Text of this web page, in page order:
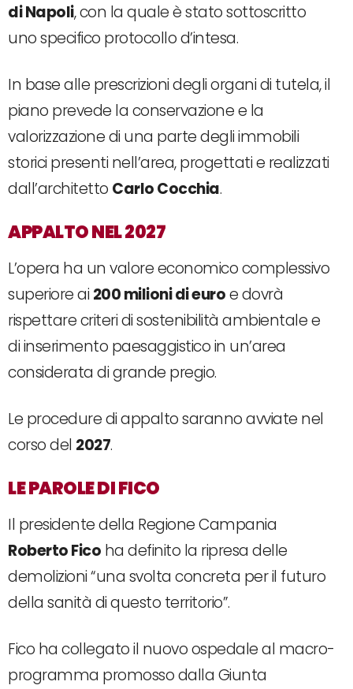
di Napoli, con la quale è stato sottoscritto
uno specifico protocollo d’intesa.
In base alle prescrizioni degli organi di tutela, il
piano prevede la conservazione e la
valorizzazione di una parte degli immobili
storici presenti nell’area, progettati e realizzati
dall’architetto Carlo Cocchia.
APPALTO NEL 2027
L’opera ha un valore economico complessivo
superiore ai 200 milioni di euroe dovrà
rispettare criteri di sostenibilità ambientale e
di inserimento paesaggistico in un’area
considerata di grande pregio.
Le procedure di appalto saranno avviate nel
corso del 2027.
LE PAROLE DI FICO
Il presidente della Regione Campania
Roberto Fico ha definito la ripresa delle
demolizioni “una svolta concreta per il futuro
della sanità di questo territorio”.
Fico ha collegato il nuovo ospedale al macro-
programma promosso dalla Giunta